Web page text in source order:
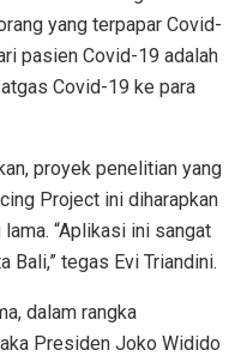
yang terpapar Covid-
pasien Covid-19 adalah
Covid-19 ke para
proyek penelitian yang
Project ini diharapkan
“Aplikasi ini sangat
Bali,” tegas Evi Triandini.
dalam rangka
Presiden Joko Widido